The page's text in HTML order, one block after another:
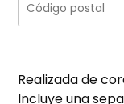
Realizada de
Incluye una